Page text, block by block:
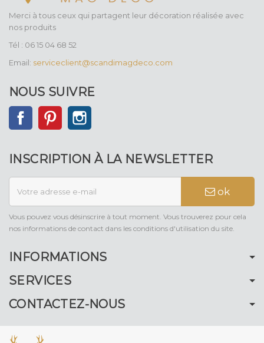
Merci à tous ceux qui partagent leur décoration réalisée avec
nos produits
Tél : 06 15 04 68 52
Email: serviceclient@scandimagdeco.com
NOUS SUIVRE
FacebookPinterest
INSCRIPTION À LA NEWSLETTER
ok
Vous pouvez vous désinscrire à tout moment. Vous trouverez pour cela
nos informations de contact dans les conditions d'utilisation du site.
INFORMATIONS
SERVICES
CONTACTEZ-NOUS